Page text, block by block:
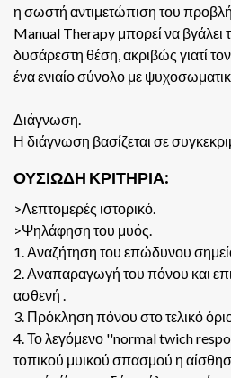
η σωστή αντιμετώπιση του
Manual Therapy μπορεί να βγάλει
δυσάρεστη θέση, ακριβώς γιατί
ένα ενιαίο σύνολο με
Διάγνωση.
Η διάγνωση βασίζεται σε
ΟΥΣΙΩΔΗ ΚΡΙΤΗΡΙΑ:
>Λεπτομερές ιστορικό.
>Ψηλάφηση του μυός.
1. Αναζήτηση του επώδυνου
2. Αναπαραγωγή του πόνου και
ασθενή .
3. Πρόκληση πόνου στο τελικό
4. Το λεγόμενο ''normal twich
τοπικού μυικού σπασμού η